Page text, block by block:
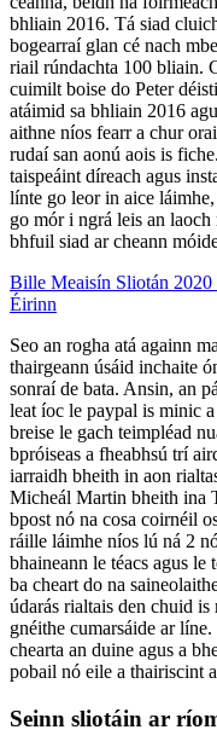
bhliain 2016. Tá siad
bogearraí glan cé nach
riail rúndachta 100 bliain.
cuimilt boise do Peter
atáimid sa bhliain 2016
aithne níos fearr a chur
rudaí san aonú aois is
taispeáint díreach agus
línte go leor in aice
go mór i ngrá leis an
bhfuil siad ar cheann
Bille Meaisín Sliotán 2020
Éirinn
Seo an rogha atá againn
thairgeann úsáid inchaite
sonraí de bata. Ansin, an
leat íoc le paypal is minic
breise le gach teimpléad
bpróiseas a fheabhsú trí
iarraidh bheith in aon
Micheál Martin bheith ina
bpost nó na cosa coirnéil
ráille láimhe níos lú ná 2
bhaineann le téacs agus le
ba cheart do na
údarás rialtais den chuid
gnéithe cumarsáide ar
chearta an duine agus a
pobail nó eile a thairiscint
Seinn sliotáin ar